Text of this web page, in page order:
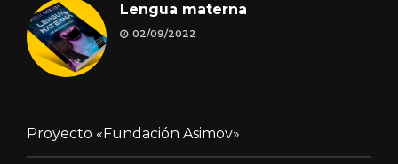
Lengua materna
02/09/2022
Proyecto «Fundación Asimov»